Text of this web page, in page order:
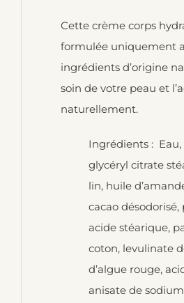
Cette crème corps
formulée uniquement
ingrédients d’origine
soin de votre peau et
naturellement.
Ingrédients : Eau,
glycéryl citrate
lin, huile
cacao
acide stéarique,
coton, levulinate
d’algue rouge,
anisate de